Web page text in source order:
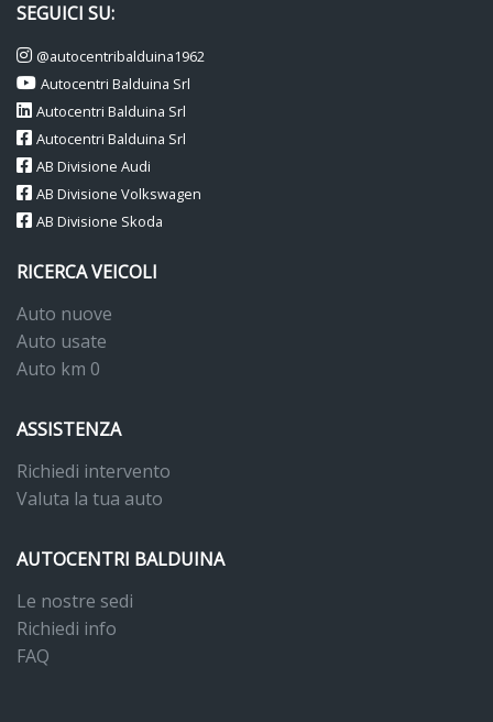
SEGUICI SU:
@autocentribalduina1962
Autocentri Balduina Srl
Autocentri Balduina Srl
Autocentri Balduina Srl
AB Divisione Audi
AB Divisione Volkswagen
AB Divisione Skoda
RICERCA VEICOLI
Auto nuove
Auto usate
Auto km 0
ASSISTENZA
Richiedi intervento
Valuta la tua auto
AUTOCENTRI BALDUINA
Le nostre sedi
Richiedi info
FAQ